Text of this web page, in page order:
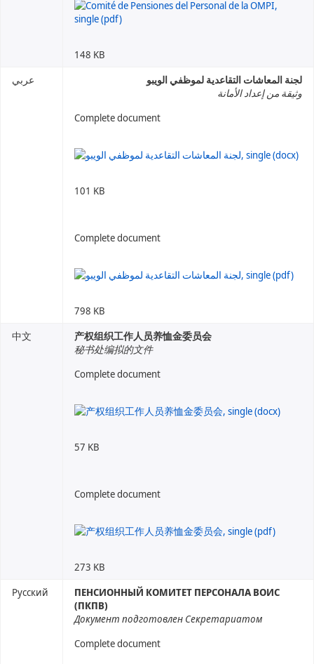
148 KB
عربي
لجنة المعاشات التقاعدية لموظفي الويبو
وثيقة من إعداد الأمانة
Complete document
101 KB
Complete document
798 KB
中文
产权组织工作人员养恤金委员会
秘书处编拟的文件
Complete document
57 KB
Complete document
273 KB
Русский
ПЕНСИОННЫЙ КОМИТЕТ ПЕРСОНАЛА ВОИС
(ПКПВ)
Документ подготовлен Секретариатом
Complete document